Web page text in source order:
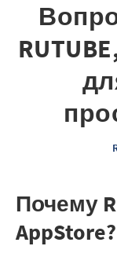
Почему
AppStore?